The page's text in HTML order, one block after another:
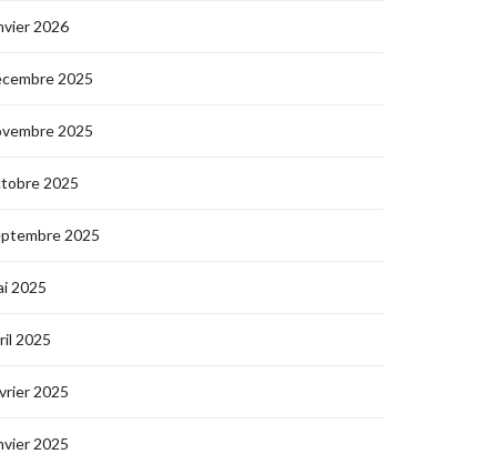
2026
2025
2025
2025
2025
2025
2025
2025
2025